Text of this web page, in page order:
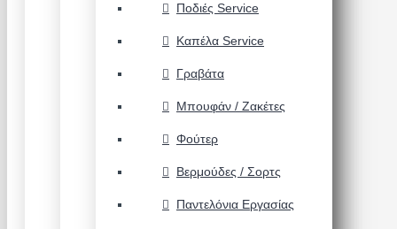
Ποδιές Service
Καπέλα Service
Γραβάτα
Μπουφάν / Ζακέτες
Φούτερ
Βερμούδες / Σορτς
Παντελόνια Εργασίας